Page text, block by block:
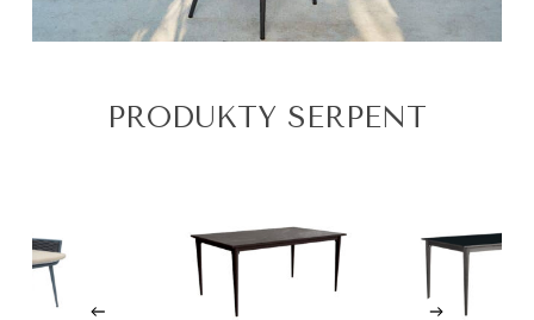
PRODUKTY SERPENT